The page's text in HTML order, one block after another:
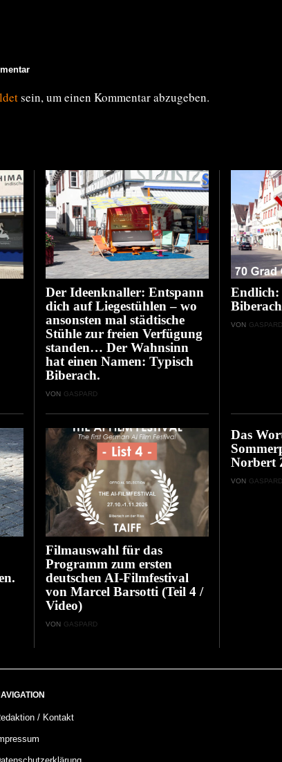
sein, um einen Kommentar abzugeben.
Der Ideenknaller: Entspann
dich auf Liegestühlen – wo
ansonsten mal städtische
Stühle zur freien Verfügung
standen… Der Wahnsinn
hat einen Namen: Typisch
Biberach.
VON GASPARD
Endlich:
VON GASPARD
Filmauswahl für das
Programm zum ersten
deutschen AI-Filmfestival
von Marcel Barsotti (Teil 4 /
Video)
VON GASPARD
Das
Norbert
VON GASPARD
/ Kontakt